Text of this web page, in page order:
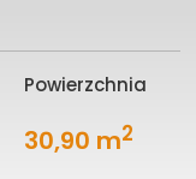
Powierzchnia
30,90 m2